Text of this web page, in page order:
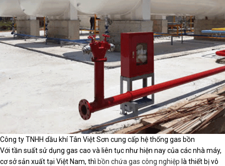
Công ty TNHH dầu khí Tân Việt Sơn cung cấp hệ thống gas bồn
Với tần suất sử dụng gas cao và liên tục như hiện nay của các nhà máy,
cơ sở sản xuất tại Việt Nam, thì bồn chứa gas công nghiệp là thiết bị vô